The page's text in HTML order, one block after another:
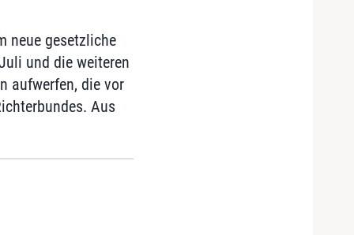
neue gesetzliche
und die weiteren
aufwerfen, die vor
Aus